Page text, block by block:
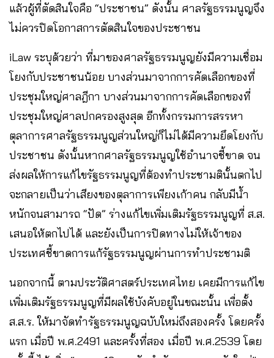
แล้วผู้ที่ตัดสินใจคือ “ประชาชน” ดังนั้น ศาลรัฐธรรมนูญจึง
ไม่ควรปิดโอกาสการตัดสินใจของประชาชน
iLaw ระบุด้วยว่า ที่มาของศาลรัฐธรรมนูญยังมีความเชื่อม
โยงกับประชาชนน้อย บางส่วนมาจากการคัดเลือกของที่
ประชุมใหญ่ศาลฎีกา บางส่วนมาจากการคัดเลือกของที่
ประชุมใหญ่ศาลปกครองสูงสุด อีกทั้งกรรมการสรรหา
ตุลาการศาลรัฐธรรมนูญส่วนใหญ่ก็ไม่ได้มีความยึดโยงกับ
ประชาชน ดังนั้นหากศาลรัฐธรรมนูญใช้อำนาจชี้ขาด จน
ส่งผลให้การแก้ไขรัฐธรรมนูญที่ต้องทำประชามตินั้นตกไป
จะกลายเป็นว่าเสียงของตุลาการเพียงเก้าคน กลับมีน้ำ
หนักจนสามารถ “ปัด” ร่างแก้ไขเพิ่มเติมรัฐธรรมนูญที่ ส.ส.
เสนอให้ตกไปได้ และยังเป็นการปิดทางไม่ให้เจ้าของ
ประเทศชี้ขาดการแก้รัฐธรรมนูญผ่านการทำประชามติ
นอกจากนี้ ตามประวัติศาสตร์ประเทศไทย เคยมีการแก้ไข
เพิ่มเติมรัฐธรรมนูญที่มีผลใช้บังคับอยู่ในขณะนั้น เพื่อตั้ง
ส.ส.ร. ให้มาจัดทำรัฐธรรมนูญฉบับใหม่ถึงสองครั้ง โดยครั้ง
แรก เมื่อปี พ.ศ.2491 และครั้งที่สอง เมื่อปี พ.ศ.2539 โดย